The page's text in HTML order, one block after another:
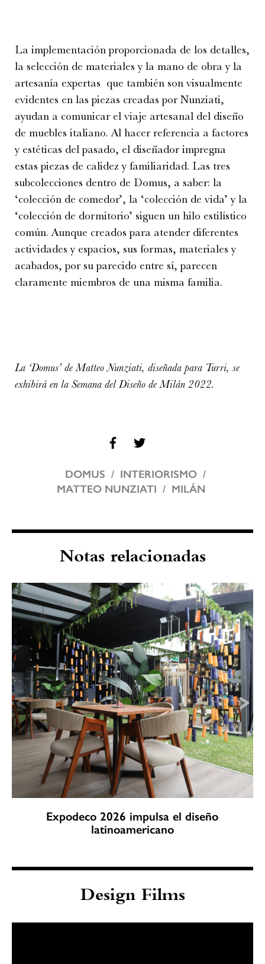
La implementación proporcionada de los detalles,
la selección de materiales y la mano de obra y la
artesanía expertas que también son visualmente
evidentes en las piezas creadas por Nunziati,
ayudan a comunicar el viaje artesanal del diseño
de muebles italiano. Al hacer referencia a factores
y estéticas del pasado, el diseñador impregna
estas piezas de calidez y familiaridad. Las tres
subcolecciones dentro de Domus, a saber: la
‘colección de comedor’, la ‘colección de vida’ y la
‘colección de dormitorio’ siguen un hilo estilístico
común. Aunque creados para atender diferentes
actividades y espacios, sus formas, materiales y
acabados, por su parecido entre sí, parecen
claramente miembros de una misma familia.
La ‘Domus’ de Matteo Nunziati, diseñada para Turri, se
exhibirá en la Semana del Diseño de Milán 2022.
DOMUS
INTERIORISMO
MATTEO NUNZIATI
MILÁN
Notas relacionadas
Expodeco 2026 impulsa el diseño
latinoamericano
Design Films